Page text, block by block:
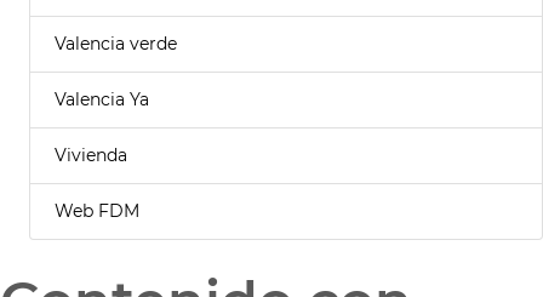
Valencia verde
Valencia Ya
Vivienda
Web FDM